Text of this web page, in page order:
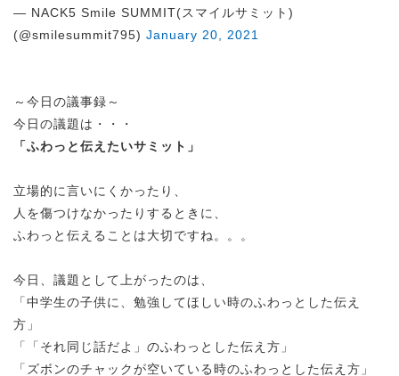
— NACK5 Smile SUMMIT(スマイルサミット)
(@smilesummit795) January 20, 2021
～今日の議事録～
今日の議題は・・・
「ふわっと伝えたいサミット」
立場的に言いにくかったり、
人を傷つけなかったりするときに、
ふわっと伝えることは大切ですね。。。
今日、議題として上がったのは、
「中学生の子供に、勉強してほしい時のふわっとした伝え
方」
「「それ同じ話だよ」のふわっとした伝え方」
「ズボンのチャックが空いている時のふわっとした伝え方」